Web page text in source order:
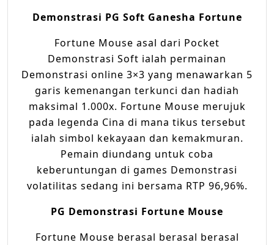
Demonstrasi PG Soft Ganesha Fortune
Fortune Mouse asal dari Pocket
Demonstrasi Soft ialah permainan
Demonstrasi online 3×3 yang menawarkan 5
garis kemenangan terkunci dan hadiah
maksimal 1.000x. Fortune Mouse merujuk
pada legenda Cina di mana tikus tersebut
ialah simbol kekayaan dan kemakmuran.
Pemain diundang untuk coba
keberuntungan di games Demonstrasi
volatilitas sedang ini bersama RTP 96,96%.
PG Demonstrasi Fortune Mouse
Fortune Mouse berasal berasal berasal